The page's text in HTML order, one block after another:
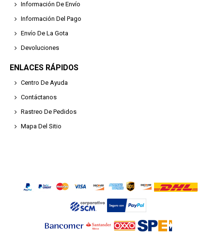
Información De Envío
Información Del Pago
Envío De La Gota
Devoluciones
ENLACES RÁPIDOS
Centro De Ayuda
Contáctanos
Rastreo De Pedidos
Mapa Del Sitio